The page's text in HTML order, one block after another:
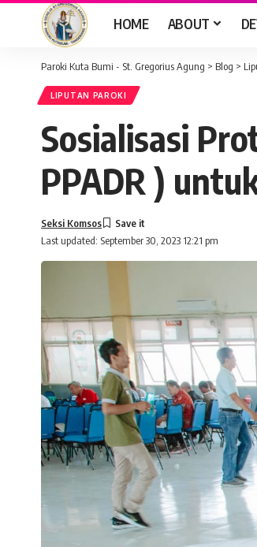
HOME ABOUT
Paroki Kuta Bumi - St. Gregorius Agung > Blog >
LIPUTAN PAROKI
Sosialisasi
PPADR )
Last updated: September 30, 2023 12:21 pm
Seksi Komsos